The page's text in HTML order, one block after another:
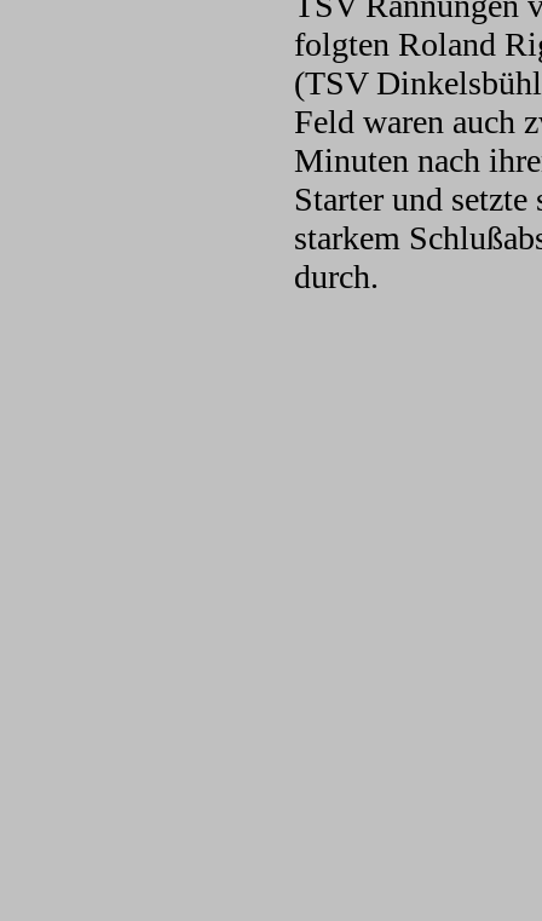
folgten Roland
(TSV
Feld waren auch
Minuten nach
Starter und
starkem
durch.